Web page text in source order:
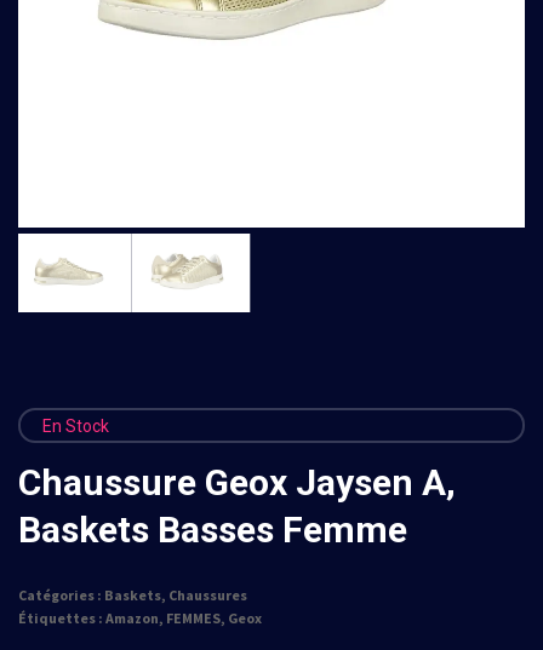
En Stock
Chaussure Geox Jaysen A,
Baskets Basses Femme
Catégories : Baskets, Chaussures
Étiquettes : Amazon, FEMMES, Geox